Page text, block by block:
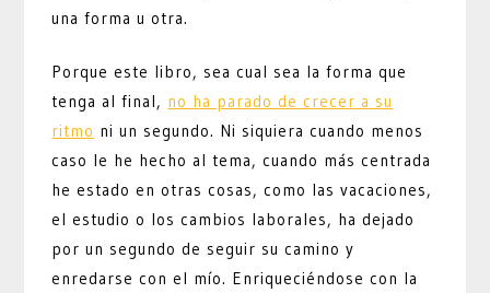
una forma u otra.
Porque este libro, sea cual sea la forma que
tenga al final, no ha parado de crecer a su
ritmo ni un segundo. Ni siquiera cuando menos
caso le he hecho al tema, cuando más centrada
he estado en otras cosas, como las vacaciones,
el estudio o los cambios laborales, ha dejado
por un segundo de seguir su camino y
enredarse con el mío. Enriqueciéndose con la